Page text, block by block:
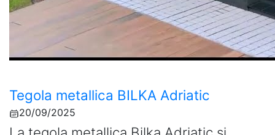
Tegola metallica BILKA Adriatic
20/09/2025